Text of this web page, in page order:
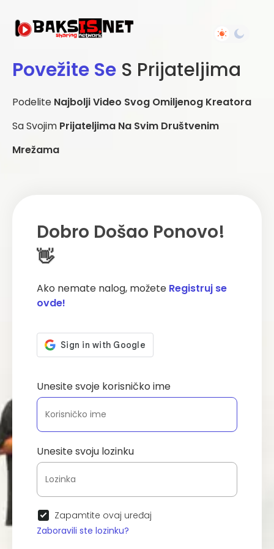
Povežite Se S Prijateljima
Podelite Najbolji Video Svog Omiljenog Kreatora
Sa Svojim Prijateljima Na Svim Društvenim
Mrežama
Dobro Došao Ponovo!
👋
Ako nemate nalog, možete Registruj se
ovde!
Unesite svoje korisničko ime
Unesite svoju lozinku
Zapamtite ovaj uređaj
Zaboravili ste lozinku?